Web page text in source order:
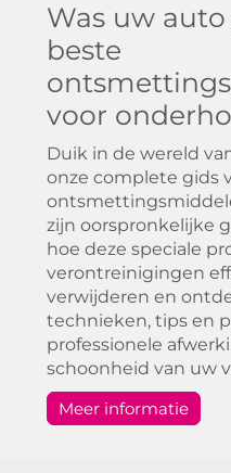
Was uw
beste
voor
Duik in de wereld
onze complete gids
zijn oorspronkelijke
hoe deze speciale
verontreinigingen
verwijderen en
technieken, tips en
professionele
schoonheid van uw
Meer informatie